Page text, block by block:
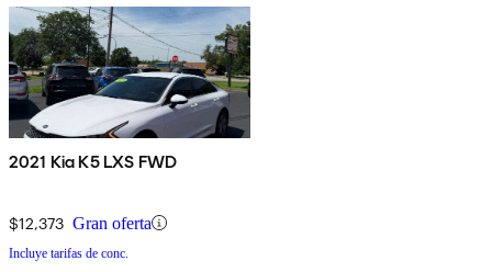
2021 Kia K5 LXS FWD
$12,373 Gran oferta
Incluye tarifas de conc.